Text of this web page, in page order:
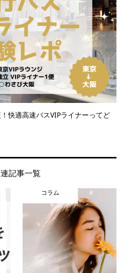
快適高速バスVIPライナーってど
記事一覧
コラム